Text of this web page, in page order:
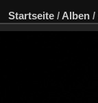
Startseite / Alben /